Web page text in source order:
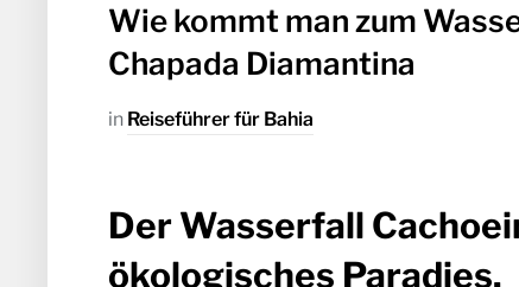
Wie kommt man zum
Chapada Diamantina
in Reiseführer für Bahia
Der Wasserfall
ökologisches Paradies.